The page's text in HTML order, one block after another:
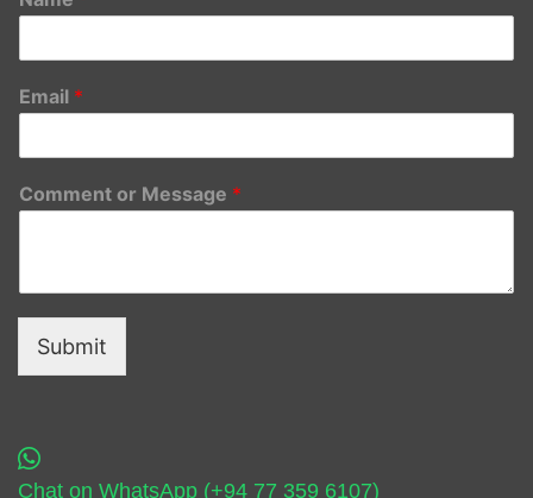
Email *
Comment or Message *
Submit
Chat on WhatsApp (+94 77 359 6107)